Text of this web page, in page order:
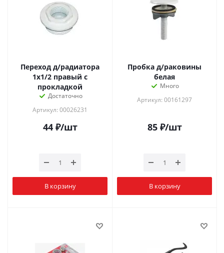
Переход д/радиатора
1х1/2 правый с
прокладкой
Достаточно
Артикул: 00026231
44₽/шт
В корзину
Пробка д/раковины
белая
Много
Артикул: 00161297
85₽/шт
В корзину